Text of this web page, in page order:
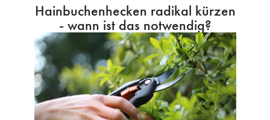
Hainbuchenhecken radikal kürzen
- wann ist das notwendig?